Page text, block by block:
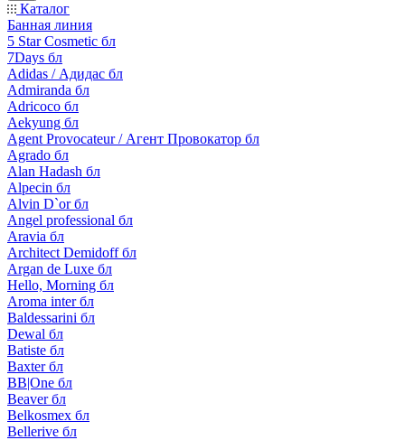
Каталог
Банная линия
5 Star Cosmetic бл
7Days бл
Adidas / Адидас бл
Admiranda бл
Adricoco бл
Aekyung бл
Agent Provocateur / Агент Провокатор бл
Agrado бл
Alan Hadash бл
Alpecin бл
Alvin D`or бл
Angel professional бл
Aravia бл
Architect Demidoff бл
Argan de Luxe бл
Hello, Morning бл
Aroma inter бл
Baldessarini бл
Dewal бл
Batiste бл
Baxter бл
BB|One бл
Beaver бл
Belkosmex бл
Bellerive бл